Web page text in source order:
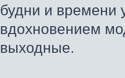
будни и времени
вдохновением
выходные.